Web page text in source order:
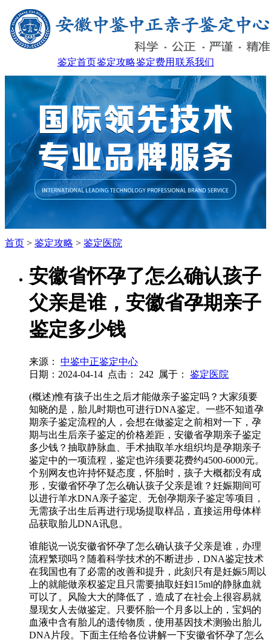
鉴定首页鉴定攻略鉴定费用 联系我们
首页 > 鉴定攻略 > 鉴定医院
安徽省怀孕了怎么确认孩子
父亲是谁，安徽省孕期亲子
鉴定多少钱
来源：
中鉴中正鉴定中心
日期：2024-04-14 点击： 242 属于： 鉴定医院
(概述)惟有孩子出生之后才能做亲子鉴定吗？大家须要
知晓的是，胎儿时期也可进行DNA鉴定。一些不知道孕
期亲子鉴定流程的人，会想在做鉴定之前相对一下，孕
期与出生后亲子鉴定的价格差距，安徽省孕期亲子鉴定
多少钱？抽取静脉血、手术抽取羊水组织均是孕期亲子
鉴定中的一项流程，鉴定也许须要花费约4500-6000元。
个别网友也许持怀疑态度，怀胎时，孩子大概都没有成
形，安徽省怀孕了怎么确认孩子父亲是谁？妊娠期间可
以进行羊水DNA亲子鉴定、无创孕期亲子鉴定等项目，
无需孩子出生后再进行现场提取样品，直接运用母体样
品获取胎儿DNA讯息。
谁能说一说安徽省怀孕了怎么确认孩子父亲是谁，办理
流程繁琐吗？随着科学技术的不断进步，DNA鉴定技术
在我国也有了必需的改善和提升，此刻只有是妊娠5周以
上的就能做亲权鉴定且只需要抽取妊妇15ml的静脉血就
可以了。风险大大的降低了，造成了在社会上很容易就
显现女人去做鉴定。只要怀胎一个月多以上的，宝妈的
血液中含有胎儿的遗传物质，使用基因技术测验出胎儿
DNA片段。下面主任给各位讲解一下安徽省怀孕了怎么